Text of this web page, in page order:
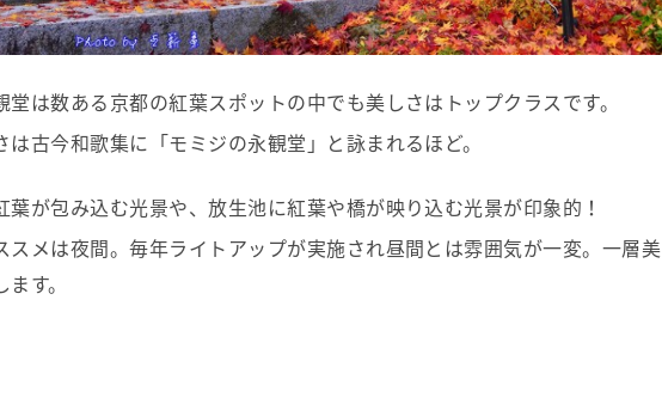
堂は数ある京都の紅葉スポットの中でも美しさはトップクラスです。
は古今和歌集に「モミジの永観堂」と詠まれるほど。
葉が包み込む光景や、放生池に紅葉や橋が映り込む光景が印象的！
スメは夜間。毎年ライトアップが実施され昼間とは雰囲気が一変。一層美
す。